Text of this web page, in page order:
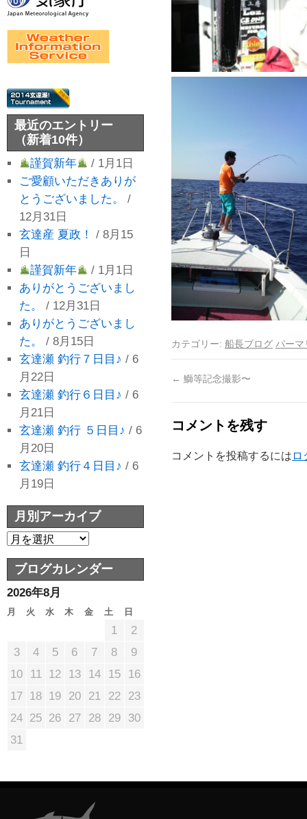
カテゴリー: 船長ブログ パーマ
← 鰤等記念撮影〜
コメントを残す
コメントを投稿するには ロ
最近のエントリー
（新着10件）
謹賀新年
/ 1月1日
ご愛顧いただきありが
とうございました。
/
12月31日
玄達産 夏政！
/ 8月15
日
謹賀新年
/ 1月1日
ありがとうございまし
た。
/ 12月31日
ありがとうございまし
た。
/ 8月15日
玄達瀬 釣行７日目♪ / 6
月22日
玄達瀬 釣行６日目♪ / 6
月21日
玄達瀬 釣行 ５日目♪ / 6
月20日
玄達瀬 釣行４日目♪ / 6
月19日
月別アーカイブ
ブログカレンダー
2026年8月
月 火 水 木 金 土 日
1
2
3
4 5 6 7 8
9
10
11 12 13 14 15
16
17 18 19 20 21 22
23
24 25 26 27 28 29
30
31